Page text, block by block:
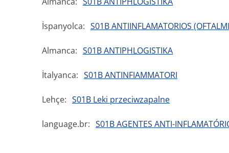
İspanyolca: S01B ANTIINFLAMATORIOS
Almanca: S01B ANTIPHLOGISTIKA
İtalyanca: S01B ANTINFIAMMATORI
Lehçe: S01B Leki przeciwzapalne
language.br: S01B AGENTES ANTI-